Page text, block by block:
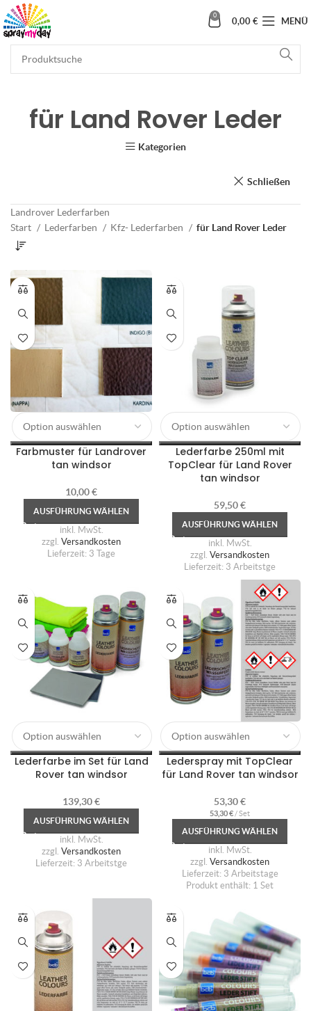
0
0,00 € MENÜ
für Land Rover Leder
Kategorien
Schließen
Landrover Lederfarben
Start
Lederfarben Kfz- Lederfarben für Land Rover Leder
Farbmuster für Landrover
tan windsor
10,00€
AUSFÜHRUNG WÄHLEN
inkl. MwSt.
zzgl. Versandkosten
Lieferzeit: 3 Tage
Lederfarbe 250ml mit
TopClear für Land Rover
tan windsor
59,50€
AUSFÜHRUNG WÄHLEN
inkl. MwSt.
zzgl. Versandkosten
Lieferzeit: 3 Arbeitstge
Lederfarbe im Set für Land
Rover tan windsor
139,30€
AUSFÜHRUNG WÄHLEN
inkl. MwSt.
zzgl. Versandkosten
Lieferzeit: 3 Arbeitstge
Lederspray mit TopClear
für Land Rover tan windsor
53,30€
53,30€ /Set
AUSFÜHRUNG WÄHLEN
inkl. MwSt.
zzgl. Versandkosten
Lieferzeit: 3 Arbeitstage
Produkt enthält: 1 Set